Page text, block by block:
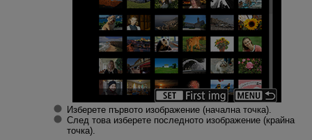
Изберете първото изображение (начална точка).
След това изберете последното изображение (крайна
точка).